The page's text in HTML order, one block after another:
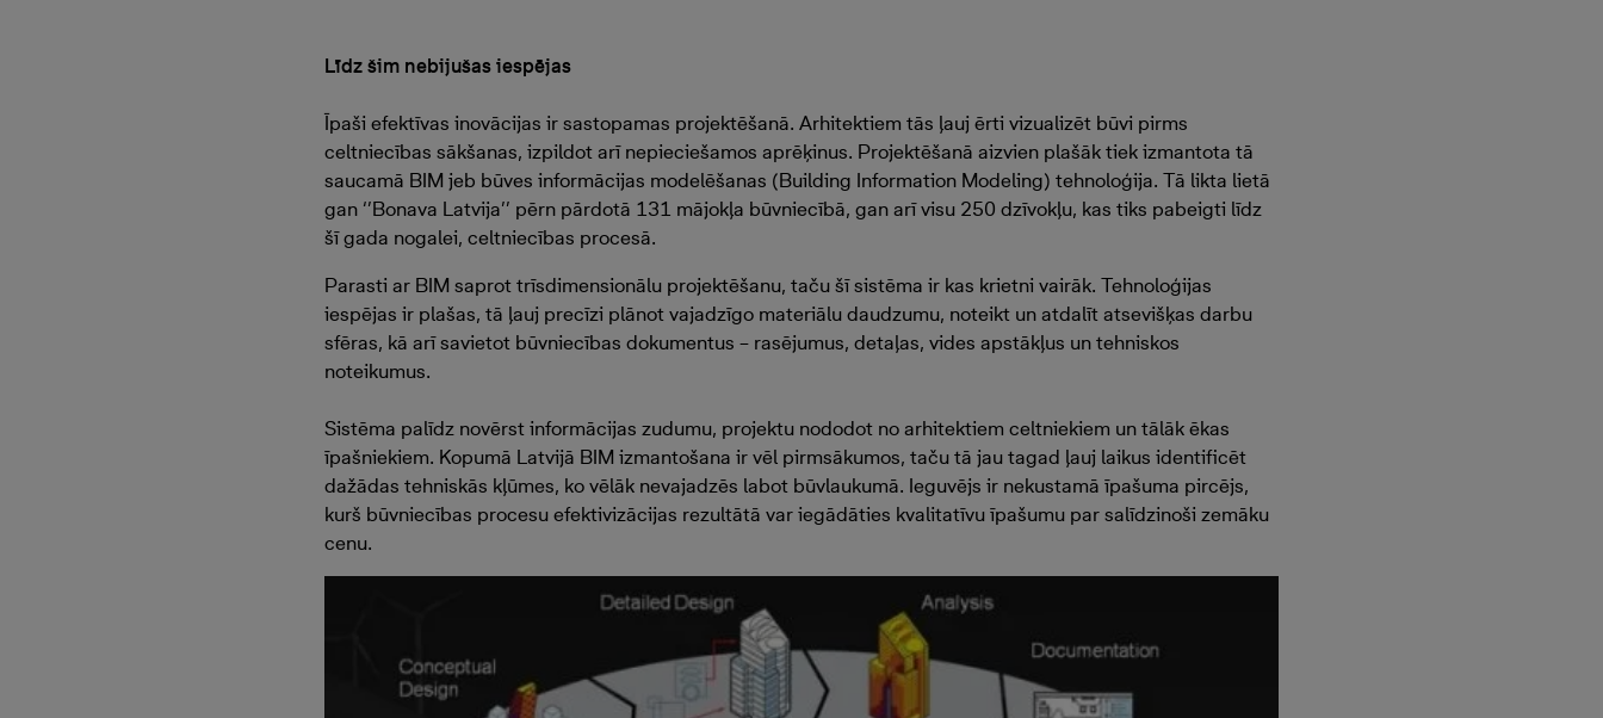
Līdz šim nebijušas iespējas
Īpaši efektīvas inovācijas ir sastopamas projektēšanā. Arhitektiem tās ļauj ērti vizualizēt būvi pirms
celtniecības sākšanas, izpildot arī nepieciešamos aprēķinus. Projektēšanā aizvien plašāk tiek izmantota tā
saucamā BIM jeb būves informācijas modelēšanas (Building Information Modeling) tehnoloģija. Tā likta lietā
gan ‘’Bonava Latvija’’ pērn pārdotā 131 mājokļa būvniecībā, gan arī visu 250 dzīvokļu, kas tiks pabeigti līdz
šī gada nogalei, celtniecības procesā.
Parasti ar BIM saprot trīsdimensionālu projektēšanu, taču šī sistēma ir kas krietni vairāk. Tehnoloģijas
iespējas ir plašas, tā ļauj precīzi plānot vajadzīgo materiālu daudzumu, noteikt un atdalīt atsevišķas darbu
sfēras, kā arī savietot būvniecības dokumentus – rasējumus, detaļas, vides apstākļus un tehniskos
noteikumus.
Sistēma palīdz novērst informācijas zudumu, projektu nododot no arhitektiem celtniekiem un tālāk ēkas
īpašniekiem. Kopumā Latvijā BIM izmantošana ir vēl pirmsākumos, taču tā jau tagad ļauj laikus identificēt
dažādas tehniskās kļūmes, ko vēlāk nevajadzēs labot būvlaukumā. Ieguvējs ir nekustamā īpašuma pircējs,
kurš būvniecības procesu efektivizācijas rezultātā var iegādāties kvalitatīvu īpašumu par salīdzinoši zemāku
cenu.